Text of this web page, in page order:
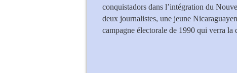
conquistadors dans l’intégration du
deux journalistes, une jeune
campagne électorale de 1990 qui verra la
Vince Yi